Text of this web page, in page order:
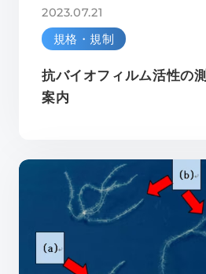
2023.07.21
規格・規制
抗バイオフィルム活性の
案内